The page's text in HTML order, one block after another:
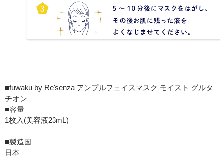
■fuwaku by Re'senza アンプルフェイスマスク モイスト グルタ
チオン
■容量
1枚入(美容液23mL)
■製造国
日本